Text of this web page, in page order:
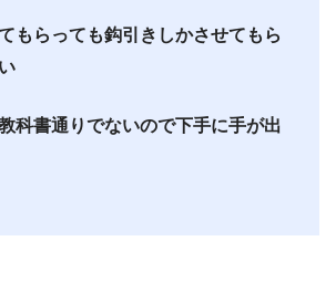
もらっても鈎引きしかさせてもら
科書通りでないので下手に手が出